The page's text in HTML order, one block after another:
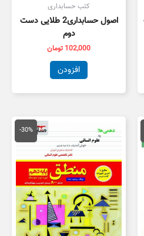
کتب حسابداری
اصول حسابداری2 طلایی دست
دوم
102,000 تومان
افزودن
50,000 تومان
-30%
20,000 تومان
بود.
قیمت
فعلی